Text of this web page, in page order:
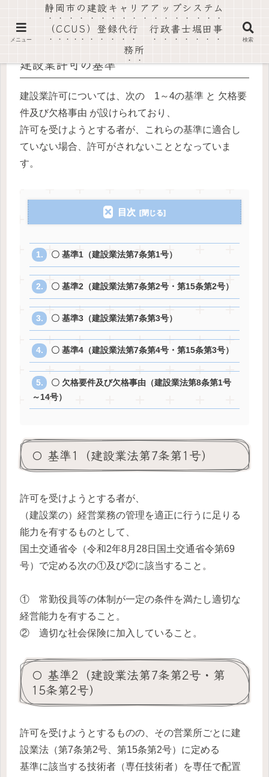
社会保険労務士法人静岡葵事務所・行政書士堀田事務所
建設業許可の基準
建設業許可については、次の 1～4の基準 と 欠格要
件及び欠格事由 が設けられており、
許可を受けようとする者が、これらの基準に適合し
ていない場合、許可がされないこととなっていま
す。
目次
〇 基準1（建設業法第7条第1号）
〇 基準2（建設業法第7条第2号・第15条第2号）
〇 基準3（建設業法第7条第3号）
〇 基準4（建設業法第7条第4号・第15条第3号）
〇 欠格要件及び欠格事由（建設業法第8条第1号
～14号）
〇 基準1（建設業法第7条第1号）
許可を受けようとする者が、
（建設業の）経営業務の管理を適正に行うに足りる
能力を有するものとして、
国土交通省令（令和2年8月28日国土交通省令第69
号）で定める次の①及び②に該当すること。
① 常勤役員等の体制が一定の条件を満たし適切な
経営能力を有すること。
② 適切な社会保険に加入していること。
〇 基準2（建設業法第7条第2号・第
15条第2号）
許可を受けようとするものの、その営業所ごとに建
設業法（第7条第2号、第15条第2号）に定める
基準に該当する技術者（専任技術者）を専任で配置
メニュー
静岡市の建設キャリアアップシステム
（CCUS）登録代行 行政書士堀田事
務所
検索